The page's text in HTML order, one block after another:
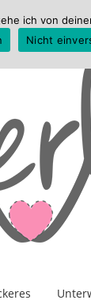
ich von
Nicht